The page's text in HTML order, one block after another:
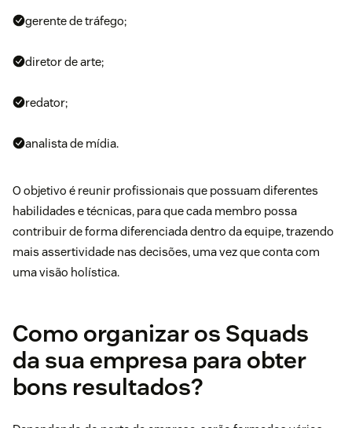
gerente de tráfego;
diretor de arte;
redator;
analista de mídia.
O objetivo é reunir profissionais que possuam diferentes
habilidades e técnicas, para que cada membro possa
contribuir de forma diferenciada dentro da equipe, trazendo
mais assertividade nas decisões, uma vez que conta com
uma visão holística.
Como organizar os Squads
da sua empresa para obter
bons resultados?